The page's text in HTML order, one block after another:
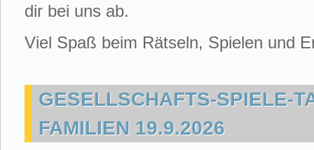
dir bei uns ab.
Viel Spaß beim Rätseln, Spielen und
GESELLSCHAFTS-SPIELE-
FAMILIEN 19.9.2026